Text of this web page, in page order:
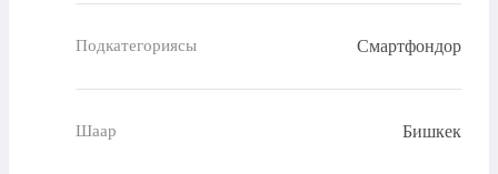
Подкатегориясы Смартфондор
Шаар Бишкек